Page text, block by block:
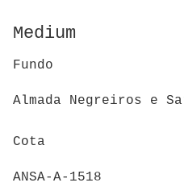
Medium
Fundo
Almada Negreiros e
Cota
ANSA-A-1518